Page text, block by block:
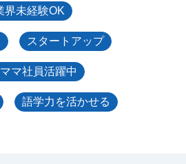
界未経験OK
スタートアップ
マ社員活躍中
語学力を活かせる